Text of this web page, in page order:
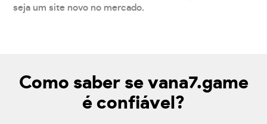
seja um site novo no mercado.
Como saber se vana7.game
é confiável?